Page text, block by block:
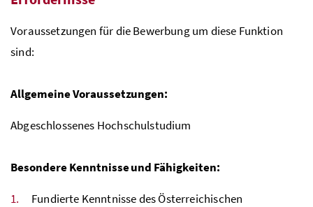
Voraussetzungen für die Bewerbung um diese Funktion
sind:
Allgemeine Voraussetzungen:
Abgeschlossenes Hochschulstudium
Besondere Kenntnisse und Fähigkeiten:
Fundierte Kenntnisse des Österreichischen